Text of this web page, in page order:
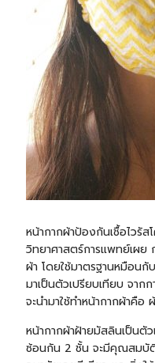
หน้ากากผ้าป้องกันเชื้อไวรัส
วิทยาศาสตร์การแพทย์เผย
ผ้า โดยใช้มาตรฐานหมือนกั
มาเป็นตัวเปรียบเทียบ จาก
จะนำมาใช้ทำหน้ากากผ้าคือ
หน้ากากผ้าฝ้ายมัสลินเป็นตั
ซ้อนกัน 2 ชั้น จะมีคุณสมบัติ